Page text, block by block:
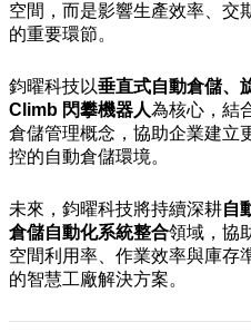
空間，而是影響生產效率、交
的重要環節。
鈞曜科技以垂直式自動倉儲、
Climb 閃攀機器人為核心，結
倉儲管理概念，協助企業建立
控的自動倉儲環境。
未來，鈞曜科技將持續深耕自
倉儲自動化系統整合領域，協
空間利用率、作業效率與庫存
的智慧工廠解決方案。